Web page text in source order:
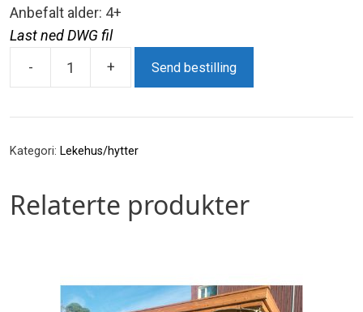
Anbefalt alder: 4+
Last ned DWG fil
-
LE20111U
antall
+ Send bestilling
Kategori: Lekehus/hytter
Relaterte produkter